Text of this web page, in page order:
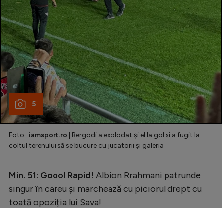
5
Foto : iamsport.ro | Bergodi a explodat și el la gol și a fugit la
coltul terenului să se bucure cu jucatorii și galeria
Min. 51: Goool Rapid! Albion Rrahmani patrunde
singur în careu și marchează cu piciorul drept cu
toată opoziția lui Sava!